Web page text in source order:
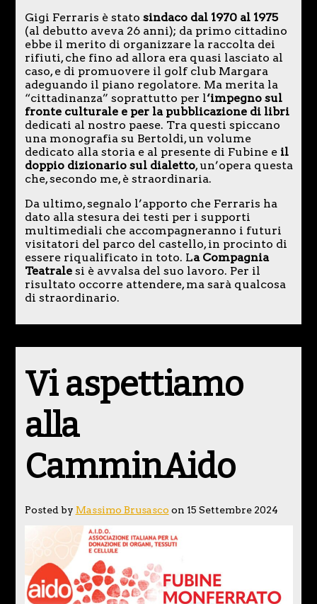
Gigi Ferraris è stato sindaco dal 1970 al 1975
(al debutto aveva 26 anni); da primo cittadino
ebbe il merito di organizzare la raccolta dei
rifiuti, che fino ad allora era quasi lasciato al
caso, e di promuovere il golf club Margara
adeguando il piano regolatore. Ma merita la
“cittadinanza” soprattutto per l‘impegno sul
fronte culturale e per la pubblicazione di libri
dedicati al nostro paese. Tra questi spiccano
una monografia su Bertoldi, un volume
dedicato alla storia e al presente di Fubine e il
doppio dizionario sul dialetto, un’opera questa
che, secondo me, è straordinaria.
Da ultimo, segnalo l’apporto che Ferraris ha
dato alla stesura dei testi per i supporti
multimediali che accompagneranno i futuri
visitatori del parco del castello, in procinto di
essere riqualificato in toto. La Compagnia
Teatrale si è avvalsa del suo lavoro. Per il
risultato occorre attendere, ma sarà qualcosa
di straordinario.
Vi aspettiamo
alla
CamminAido
Posted by Massimo Brusasco on 15 Settembre 2024